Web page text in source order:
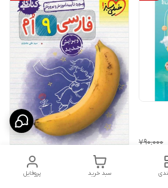
۷۹۰٬۰۰۰
کار فارسی نهم خیلی سبز
پروفایل سبد خرید